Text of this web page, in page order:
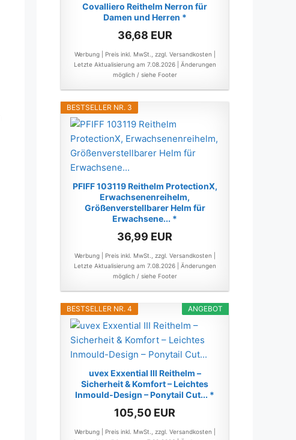
Covalliero Reithelm Nerron für
Damen und Herren *
36,68 EUR
Werbung | Preis inkl. MwSt., zzgl. Versandkosten |
Letzte Aktualisierung am 7.08.2026 | Änderungen
möglich / siehe Footer
BESTSELLER NR. 3
PFIFF 103119 Reithelm ProtectionX,
Erwachsenenreihelm,
Größenverstellbarer Helm für
Erwachsene... *
36,99 EUR
Werbung | Preis inkl. MwSt., zzgl. Versandkosten |
Letzte Aktualisierung am 7.08.2026 | Änderungen
möglich / siehe Footer
ANGEBOT
BESTSELLER NR. 4
uvex Exxential III Reithelm –
Sicherheit & Komfort – Leichtes
Inmould-Design – Ponytail Cut... *
105,50 EUR
Werbung | Preis inkl. MwSt., zzgl. Versandkosten |